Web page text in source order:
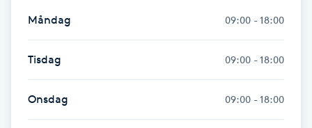
Hatha Yoga
Headspa
Healing
Måndag 09:00 - 18:00
Tisdag 09:00 - 18:00
Onsdag 09:00 - 18:00